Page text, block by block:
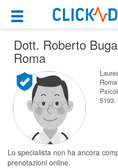
Motore
Psicologo
Roma (RM)
Cosa possiamo offrirti
Per i pazienti
Prenota una visita
Ricerca specialisti
Consulti online
(su medicitalia.it)
Dott. Roberto
Roma
5193.
Lo specialista non ha ancora
prenotazioni online.